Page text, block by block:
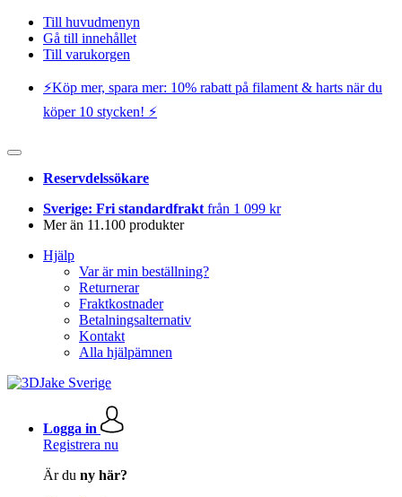
Till huvudmenyn
Gå till innehållet
Till varukorgen
⚡️Köp mer, spara mer: 10% rabatt på filament & harts när du
köper 10 stycken! ⚡️
Reservdelssökare
Sverige: Fri standardfrakt från 1 099 kr
Mer än 11.100 produkter
Hjälp
Var är min beställning?
Returnerar
Fraktkostnader
Betalningsalternativ
Kontakt
Alla hjälpämnen
Logga in
Registrera nu
Är du ny här?